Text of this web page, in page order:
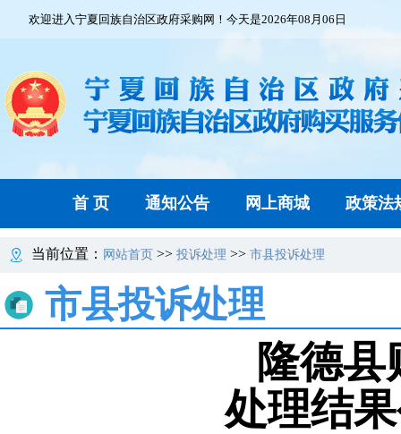
欢迎进入宁夏回族自治区政府采购网！今天是2026年08月06日
首 页 通知公告 网上商城 政策法
当前位置： 网站首页 >> 投诉处理 >> 市县投诉处理
市县投诉处理
隆德
处理结